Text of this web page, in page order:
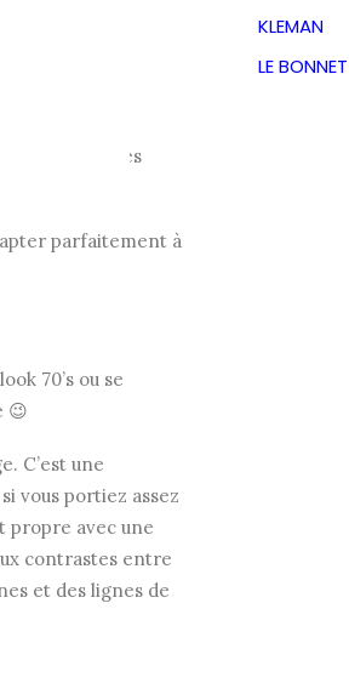
KLEMAN
LE
à jambes
parfaitement à
70’s ou se
😉
C’est une
vous portiez assez
propre avec une
contrastes entre
et des lignes de